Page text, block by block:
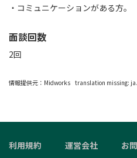
・コミュニケーションがある方。
面談回数
2回
情報提供元： Midworks translation missing:
利用規約 運営会社 お